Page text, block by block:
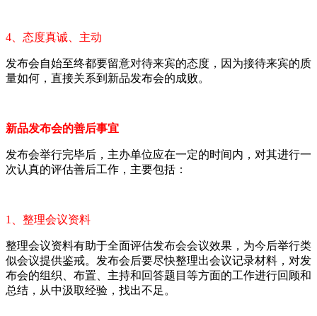
4、态度真诚、主动
发布会自始至终都要留意对待来宾的态度，因为接待来宾的质
量如何，直接关系到新品发布会的成败。
新品发布会的善后事宜
发布会举行完毕后，主办单位应在一定的时间内，对其进行一
次认真的评估善后工作，主要包括：
1、整理会议资料
整理会议资料有助于全面评估发布会会议效果，为今后举行类
似会议提供鉴戒。发布会后要尽快整理出会议记录材料，对发
布会的组织、布置、主持和回答题目等方面的工作进行回顾和
总结，从中汲取经验，找出不足。